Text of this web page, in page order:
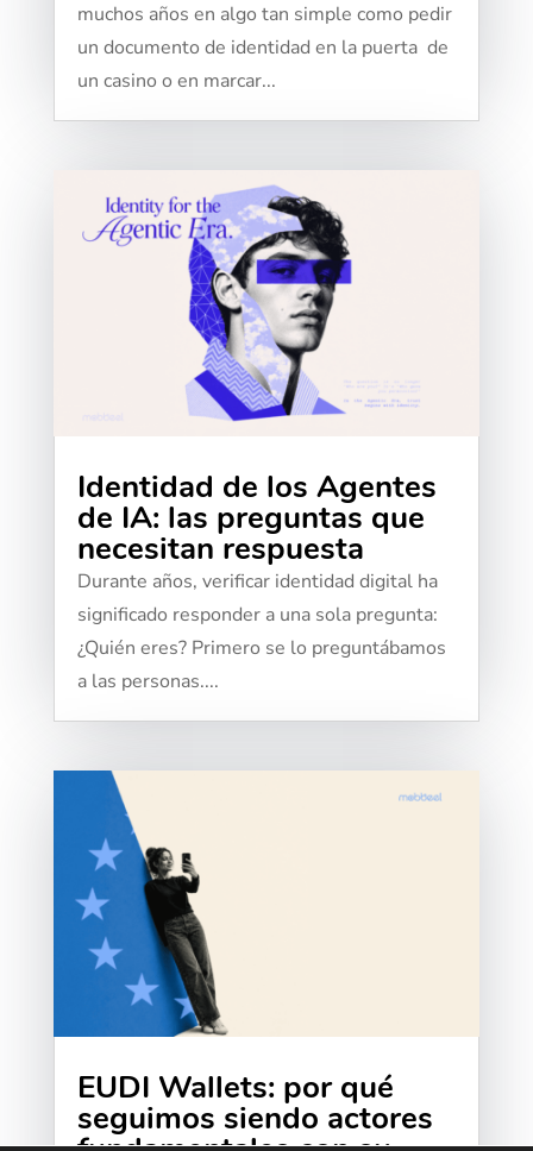
muchos años en algo tan simple como pedir
un documento de identidad en la puerta de
un casino o en marcar...
Identidad de los Agentes
de IA: las preguntas que
necesitan respuesta
Durante años, verificar identidad digital ha
significado responder a una sola pregunta:
¿Quién eres? Primero se lo preguntábamos
a las personas....
EUDI Wallets: por qué
seguimos siendo actores